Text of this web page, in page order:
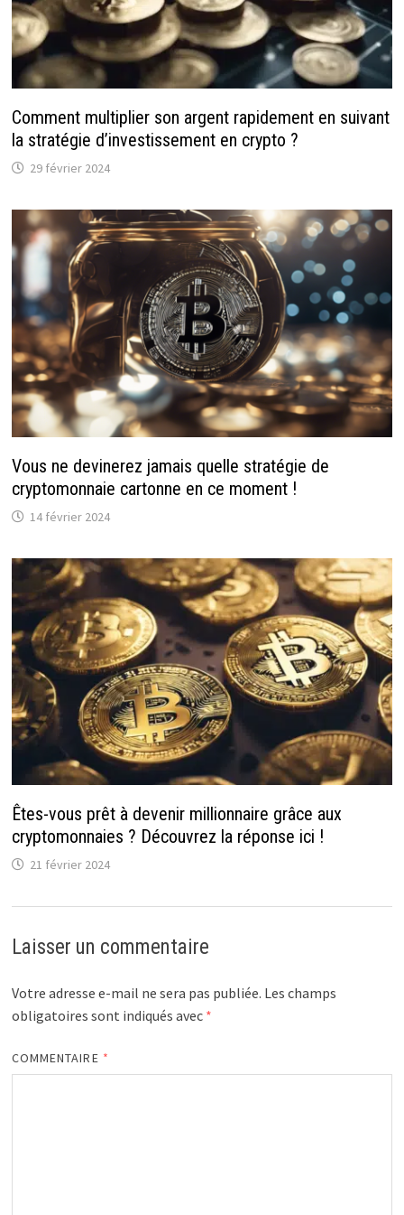
Comment multiplier son argent rapidement en suivant
la stratégie d’investissement en crypto ?
29 février 2024
Vous ne devinerez jamais quelle stratégie de
cryptomonnaie cartonne en ce moment !
14 février 2024
Êtes-vous prêt à devenir millionnaire grâce aux
cryptomonnaies ? Découvrez la réponse ici !
21 février 2024
Laisser un commentaire
Votre adresse e-mail ne sera pas publiée. Les champs
obligatoires sont indiqués avec *
COMMENTAIRE *